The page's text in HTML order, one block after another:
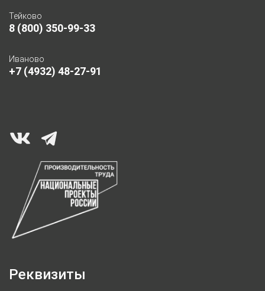
Тейково
8 (800) 350-99-33
Иваново
+7 (4932) 48-27-91
Реквизиты